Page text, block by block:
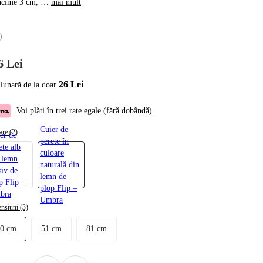
3 cm, … mai mult
)
Lei
de la doar 26 Lei
Voi plăti în trei rate egale (fără dobândă)
(2)
de
alb
de
Flip –
Cuier de
perete în
culoare
naturală din
lemn de
plop Flip –
Umbra
(3)
30 cm 51 cm 81 cm